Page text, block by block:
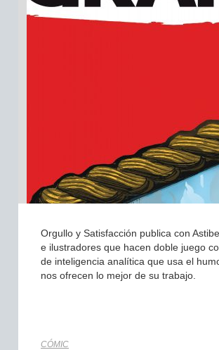
Orgullo y Satisfacción publica con
e ilustradores que hacen doble juego
de inteligencia analítica que usa el
nos ofrecen lo mejor de su trabajo.
CÓMIC